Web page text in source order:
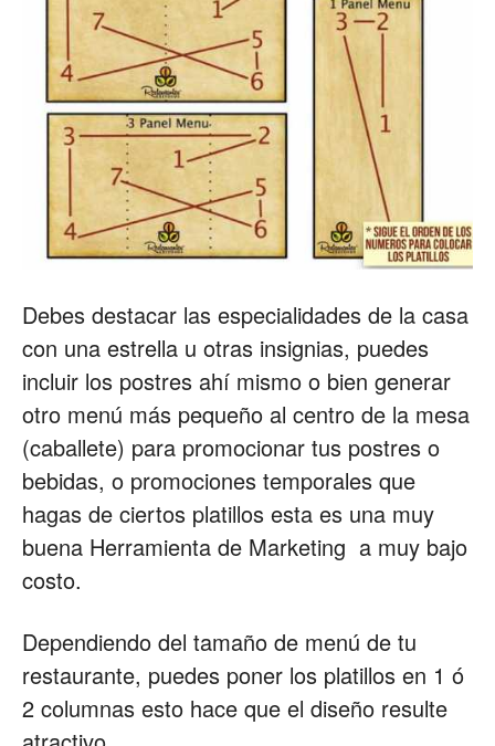
Debes destacar las especialidades de la casa
con una estrella u otras insignias, puedes
incluir los postres ahí mismo o bien generar
otro menú más pequeño al centro de la mesa
(caballete) para promocionar tus postres o
bebidas, o promociones temporales que
hagas de ciertos platillos esta es una muy
buena Herramienta de Marketing a muy bajo
costo.
Dependiendo del tamaño de menú de tu
restaurante, puedes poner los platillos en 1 ó
2 columnas esto hace que el diseño resulte